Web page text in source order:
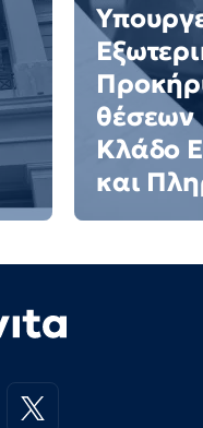
θέσεων
Κλάδο
και